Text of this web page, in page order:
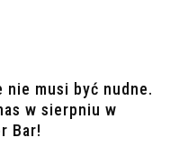
nie musi być nudne.
w sierpniu w
Bar!